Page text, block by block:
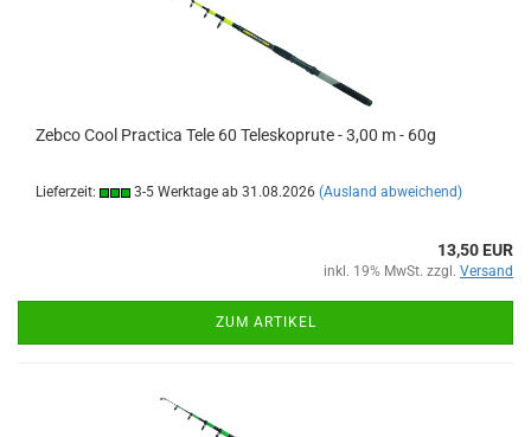
Zebco Cool Practica Tele 60 Teleskoprute - 3,00 m - 60g
Lieferzeit: 3-5 Werktage ab 31.08.2026 (Ausland abweichend)
13,50 EUR
inkl. 19% MwSt. zzgl. Versand
ZUM ARTIKEL